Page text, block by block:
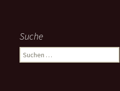
Suche
Suchen
nach: